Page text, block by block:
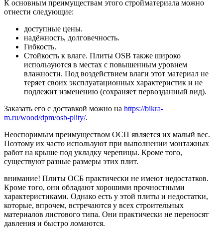
К основным преимуществам этого стройматериала можно
отнести следующие:
доступные цены.
надёжность, долговечность.
Гибкость.
Стойкость к влаге. Плиты OSB также широко
используются в местах с повышенным уровнем
влажности. Под воздействием влаги этот материал не
теряет своих эксплуатационных характеристик и не
подлежит изменению (сохраняет первозданный вид).
Заказать его с доставкой можно на https://bikra-
m.ru/wood/dpm/osb-plity/.
Неоспоримым преимуществом ОСП является их малый вес.
Поэтому их часто используют при выполнении монтажных
работ на крыше под укладку черепицы. Кроме того,
существуют разные размеры этих плит.
внимание! Плиты ОСБ практически не имеют недостатков.
Кроме того, они обладают хорошими прочностными
характеристиками. Однако есть у этой плиты и недостатки,
которые, впрочем, встречаются у всех строительных
материалов листового типа. Они практически не переносят
давления и быстро ломаются.